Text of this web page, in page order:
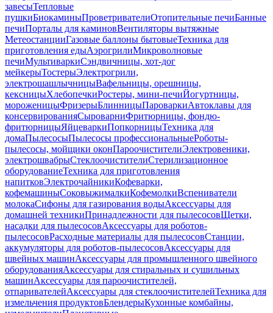
завесыТепловые
пушкиБиокаминыПроветривателиОтопительные печиБанные
печиПорталы для каминовВентиляторы вытяжные
МетеостанцииГазовые баллоны бытовыеТехника для
приготовления едыАэрогрилиМикроволновые
печиМультиваркиСэндвичницы, хот-дог
мейкерыТостерыЭлектрогрили,
электрошашлычницыВафельницы, орешницы,
кексницыХлебопечкиРостеры, мини-печиЙогуртницы,
мороженицыФризерыБлинницыПароваркиАвтоклавы для
консервированияСыроварниФритюрницы, фондю-
фритюрницыЯйцеваркиПопкорницыТехника для
домаПылесосыПылесосы профессиональныеРоботы-
пылесосы, мойщики оконПароочистителиЭлектровеники,
электрошвабрыСтеклоочистителиСтерилизационное
оборудованиеТехника для приготовления
напитковЭлектрочайникиКофеварки,
кофемашиныСоковыжималкиКофемолкиВспениватели
молокаСифоны для газирования водыАксессуары для
домашней техникиПринадлежности для пылесосовЩетки,
насадки для пылесосовАксессуары для роботов-
пылесосовРасходные материалы для пылесосовСтанции,
аккумуляторы для роботов-пылесосовАксессуары для
швейных машинАксессуары для промышленного швейного
оборудованияАксессуары для стиральных и сушильных
машинАксессуары для пароочистителей,
отпаривателейАксессуары для стеклоочистителейТехника для
измельчения продуктовБлендерыКухонные комбайны,